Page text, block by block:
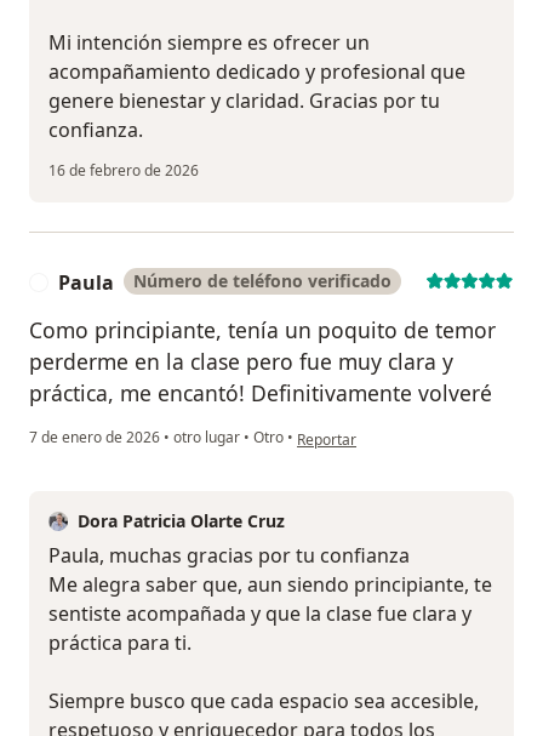
Mi intención siempre es ofrecer un
acompañamiento dedicado y profesional que
genere bienestar y claridad. Gracias por tu
confianza.
16 de febrero de 2026
Paula Número de teléfono verificado
Como principiante, tenía un poquito de temor
perderme en la clase pero fue muy clara y
práctica, me encantó! Definitivamente volveré
7 de enero de 2026 • otro lugar • Otro • en opinión del usuario Paula
Reportar
Dora Patricia Olarte Cruz
Paula, muchas gracias por tu confianza
Me alegra saber que, aun siendo principiante, te
sentiste acompañada y que la clase fue clara y
práctica para ti.
Siempre busco que cada espacio sea accesible,
respetuoso y enriquecedor para todos los